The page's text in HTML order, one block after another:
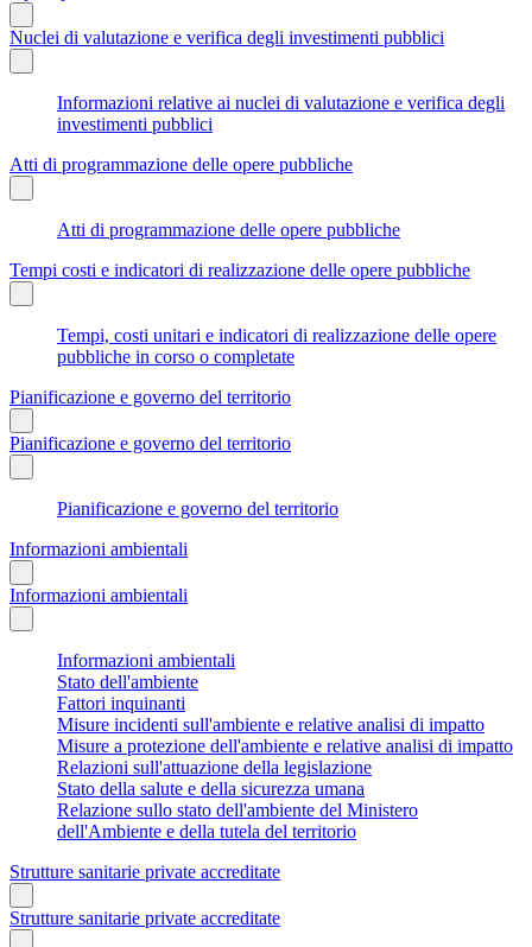
Nuclei di valutazione e verifica degli investimenti pubblici
Informazioni relative ai nuclei di valutazione e verifica degli
investimenti pubblici
Atti di programmazione delle opere pubbliche
Atti di programmazione delle opere pubbliche
Tempi costi e indicatori di realizzazione delle opere pubbliche
Tempi, costi unitari e indicatori di realizzazione delle opere
pubbliche in corso o completate
Pianificazione e governo del territorio
Pianificazione e governo del territorio
Pianificazione e governo del territorio
Informazioni ambientali
Informazioni ambientali
Informazioni ambientali
Stato dell'ambiente
Fattori inquinanti
Misure incidenti sull'ambiente e relative analisi di impatto
Misure a protezione dell'ambiente e relative analisi di impatto
Relazioni sull'attuazione della legislazione
Stato della salute e della sicurezza umana
Relazione sullo stato dell'ambiente del Ministero
dell'Ambiente e della tutela del territorio
Strutture sanitarie private accreditate
Strutture sanitarie private accreditate